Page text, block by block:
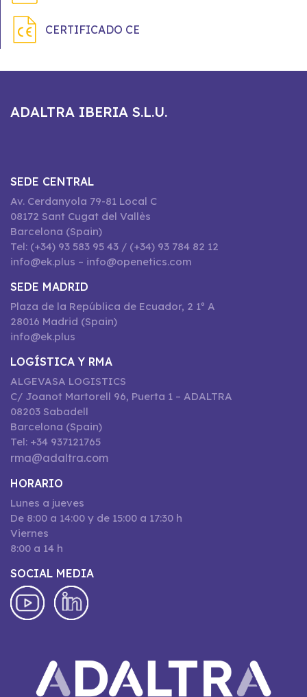
CERTIFICADO CE
ADALTRA IBERIA S.L.U.
SEDE CENTRAL
Av. Cerdanyola 79-81 Local C
08172 Sant Cugat del Vallès
Barcelona (Spain)
Tel: (+34) 93 583 95 43 / (+34) 93 784 82 12
info@ek.plus – info@openetics.com
SEDE MADRID
Plaza de la República de Ecuador, 2 1º A
28016 Madrid (Spain)
info@ek.plus
LOGÍSTICA Y RMA
ALGEVASA LOGISTICS
C/ Joanot Martorell 96, Puerta 1 – ADALTRA
08203 Sabadell
Barcelona (Spain)
Tel: +34 937121765
rma@adaltra.com
HORARIO
Lunes a jueves
De 8:00 a 14:00 y de 15:00 a 17:30 h
Viernes
8:00 a 14 h
SOCIAL MEDIA